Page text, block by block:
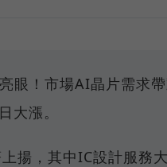
眼！市場AI晶片需求
大漲。
揚，其中IC設計服務